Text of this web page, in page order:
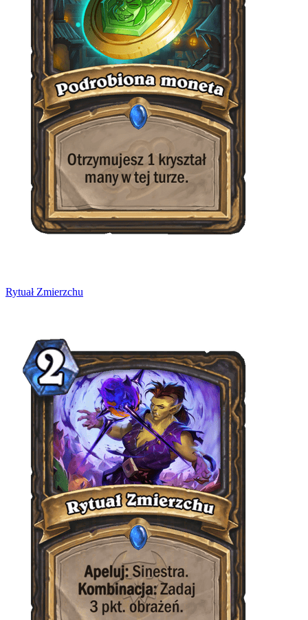
Rytuał Zmierzchu